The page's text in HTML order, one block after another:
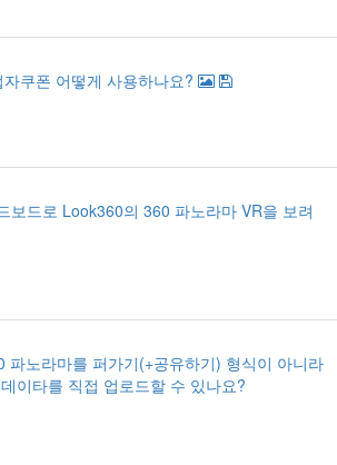
쿠폰 어떻게 사용하나요?
보드로 Look360의 360 파노라마 VR을 보려
파노라마를 퍼가기(+공유하기) 형식이 아니라
이타를 직접 업로드할 수 있나요?